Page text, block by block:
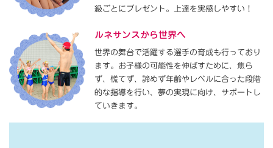
級ごとにプレゼント。上達を実感しやすい！
ルネサンスから世界へ
世界の舞台で活躍する選手の育成も行っており
ます。お子様の可能性を伸ばすために、焦ら
ず、慌てず、諦めず年齢やレベルに合った段階
的な指導を行い、夢の実現に向け、サポートし
ていきます。